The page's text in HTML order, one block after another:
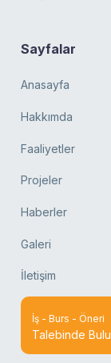
Sayfalar
Anasayfa
Hakkımda
Faaliyetler
Projeler
Haberler
Galeri
İletişim
İş - Burs - Öneri
Talebinde